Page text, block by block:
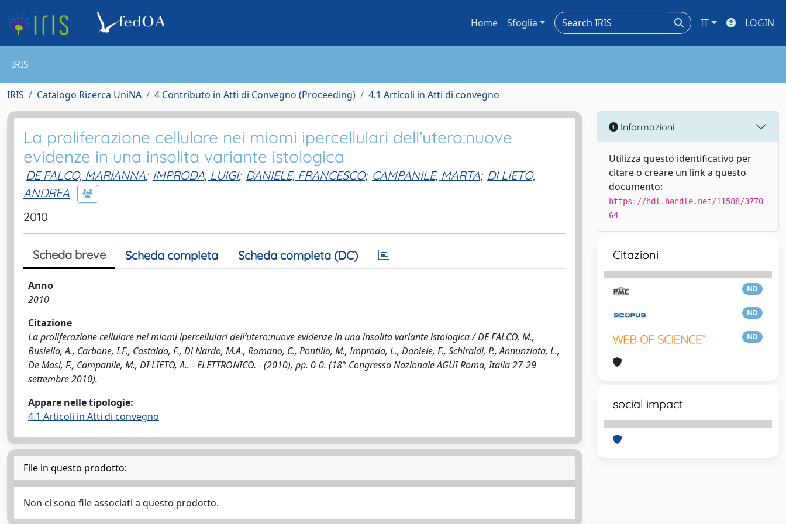
Home Sfoglia IT LOGIN
IRIS
IRIS Catalogo Ricerca UniNA 4 Contributo in Atti di Convegno (Proceeding) 4.1 Articoli in Atti di convegno
La proliferazione cellulare nei miomi ipercellulari dell’utero:nuove
evidenze in una insolita variante istologica
DE FALCO, MARIANNA; IMPRODA, LUIGI; DANIELE, FRANCESCO; CAMPANILE, MARTA; DI LIETO,
ANDREA
2010
Scheda breve Scheda completa Scheda completa (DC)
Anno
2010
Citazione
La proliferazione cellulare nei miomi ipercellulari dell’utero:nuove evidenze in una insolita variante istologica / DE FALCO, M.,
Busiello, A., Carbone, I.F., Castaldo, F., Di Nardo, M.A., Romano, C., Pontillo, M., Improda, L., Daniele, F., Schiraldi, P., Annunziata, L.,
De Masi, F., Campanile, M., DI LIETO, A.. - ELETTRONICO. - (2010), pp. 0-0. (18° Congresso Nazionale AGUI Roma, Italia 27-29
settembre 2010).
Appare nelle tipologie:
4.1 Articoli in Atti di convegno
File in questo prodotto:
Non ci sono file associati a questo prodotto.
Informazioni
Utilizza questo identificativo per
citare o creare un link a questo
documento:
https://hdl.handle.net/11588/3770
64
Citazioni
ND
ND
ND
social impact